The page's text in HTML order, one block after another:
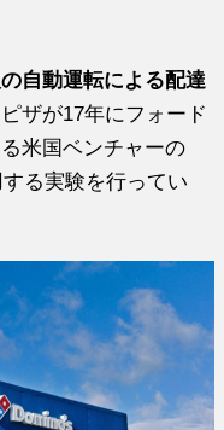
自動運転による配達
ザが17年にフォード
米国ベンチャーの
る実験を行ってい